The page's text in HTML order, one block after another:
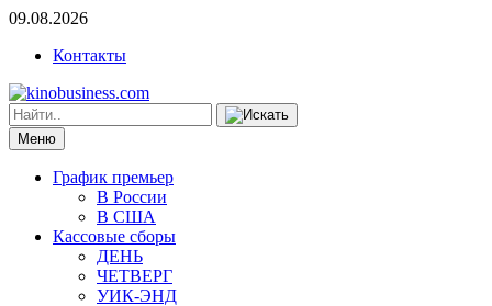
09.08.2026
Контакты
Меню
График премьер
В России
В США
Кассовые сборы
ДЕНЬ
ЧЕТВЕРГ
УИК-ЭНД